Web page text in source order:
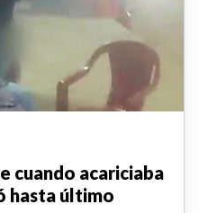
cuando acariciaba
hasta último